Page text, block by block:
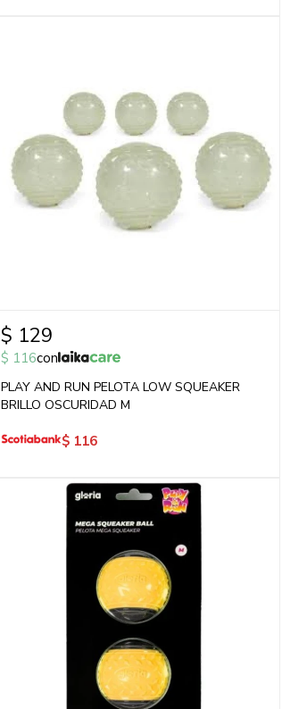
$ 129
$ 116con
PLAY AND RUN PELOTA LOW SQUEAKER
BRILLO OSCURIDAD M
$ 116